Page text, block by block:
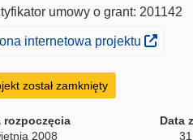
umowy o grant: 201142
otworzy się w nowym
internetowa projektu
został zamknięty
rozpoczęcia
2008
Data